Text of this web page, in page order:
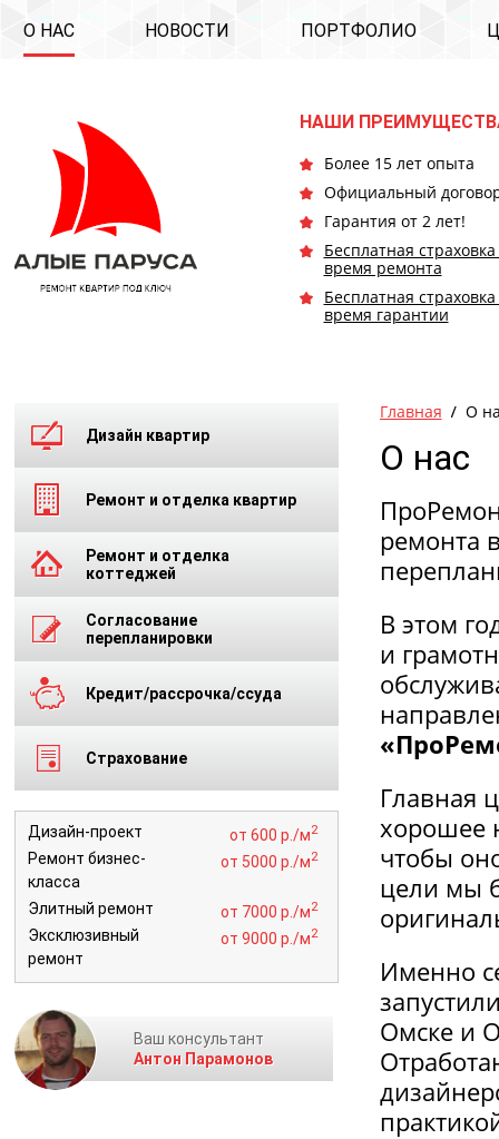
О НАС НОВОСТИ ПОРТФОЛИО
НАШИ
Более 15 лет опыта
Официальный
Гарантия от 2 лет!
Бесплатная
время ремонта
Бесплатная
время гарантии
Главная О
О нас
ремонта
В этом
и
Главная
хорошее
чтобы
цели мы
Именно
Омске и
Дизайн квартир
Ремонт и отделка квартир
Ремонт и отделка
коттеджей
Согласование
перепланировки
Кредит/рассрочка/ссуда
Страхование
Дизайн-проект от 600 р./м2
Ремонт бизнес-
класса
от 5000 р./м2
Элитный ремонт от 7000 р./м2
Эксклюзивный
ремонт
от 9000 р./м2
Ваш консультант
Антон Парамонов